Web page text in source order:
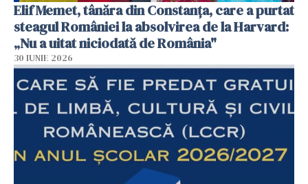
Elif Memet, tânăra din Constanța, care a purtat
steagul României la absolvirea de la Harvard:
„Nu a uitat niciodată de România"
30 IUNIE 2026